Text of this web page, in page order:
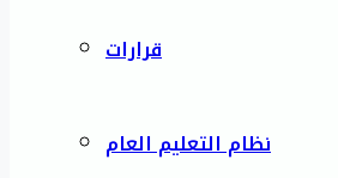
قرارات
نظام التعليم العام